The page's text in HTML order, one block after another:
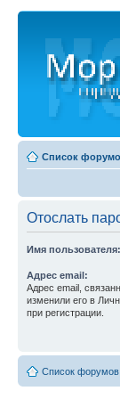
Список
Отослать
Имя пользователя:
Адрес email:
Адрес email,
изменили его в
при регистрации.
Список форумов